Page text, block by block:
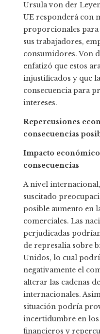
Ursula von der
UE responderá con
proporcionales para
sus trabajadores,
consumidores. Von
enfatizó que estos
injustificados y que
consecuencia para
intereses.
Repercusiones
consecuencias
Impacto
consecuencias
A nivel
suscitado
posible aumento en
comerciales. Las
perjudicadas
de represalia sobre
Unidos, lo cual
negativamente el
alterar las cadenas
internacionales.
situación podría
incertidumbre en
financieros y